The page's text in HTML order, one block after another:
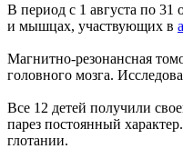
В период с 1 августа по 31
и мышцах, участвующих в
Магнитно-резонансная
головного мозга.
Все 12 детей получили
парез постоянный
глотании.